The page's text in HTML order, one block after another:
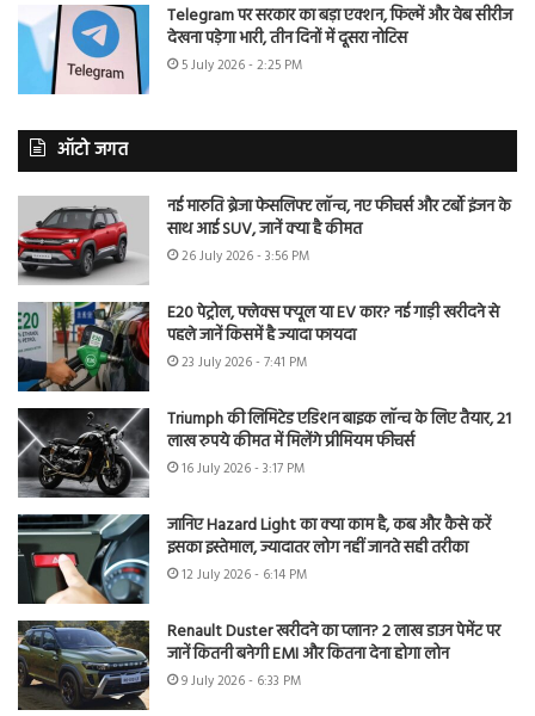
Telegram पर सरकार का बड़ा एक्शन, फिल्में और वेब सीरीज
देखना पड़ेगा भारी, तीन दिनों में दूसरा नोटिस
5 July 2026 - 2:25 PM
ऑटो जगत
नई मारुति ब्रेजा फेसलिफ्ट लॉन्च, नए फीचर्स और टर्बो इंजन के
साथ आई SUV, जानें क्या है कीमत
26 July 2026 - 3:56 PM
E20 पेट्रोल, फ्लेक्स फ्यूल या EV कार? नई गाड़ी खरीदने से
पहले जानें किसमें है ज्यादा फायदा
23 July 2026 - 7:41 PM
Triumph की लिमिटेड एडिशन बाइक लॉन्च के लिए तैयार, 21
लाख रुपये कीमत में मिलेंगे प्रीमियम फीचर्स
16 July 2026 - 3:17 PM
जानिए Hazard Light का क्या काम है, कब और कैसे करें
इसका इस्तेमाल, ज्यादातर लोग नहीं जानते सही तरीका
12 July 2026 - 6:14 PM
Renault Duster खरीदने का प्लान? 2 लाख डाउन पेमेंट पर
जानें कितनी बनेगी EMI और कितना देना होगा लोन
9 July 2026 - 6:33 PM